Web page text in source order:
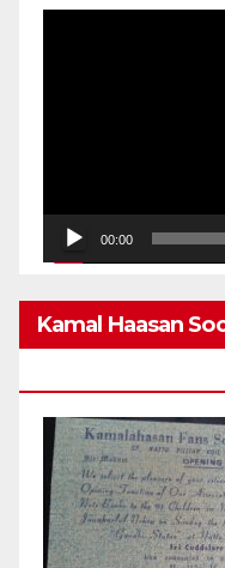
00:00
Kamal Haasan